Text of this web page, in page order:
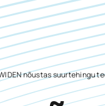
nõustas suurtehingu